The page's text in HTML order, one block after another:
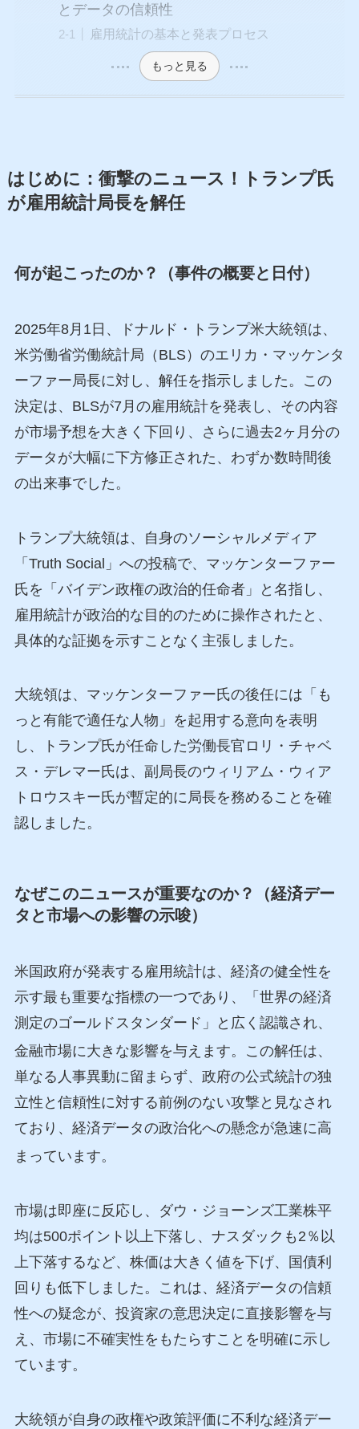
とデータの信頼性
雇用統計の基本と発表プロセス
もっと見る
はじめに：衝撃のニュース！トランプ氏
が雇用統計局長を解任
何が起こったのか？（事件の概要と日付）
2025年8月1日、ドナルド・トランプ米大統領は、
米労働省労働統計局（BLS）のエリカ・マッケンタ
ーファー局長に対し、解任を指示しました。この
決定は、BLSが7月の雇用統計を発表し、その内容
が市場予想を大きく下回り、さらに過去2ヶ月分の
データが大幅に下方修正された、わずか数時間後
の出来事でした。
トランプ大統領は、自身のソーシャルメディア
「Truth Social」への投稿で、マッケンターファー
氏を「バイデン政権の政治的任命者」と名指し、
雇用統計が政治的な目的のために操作されたと、
具体的な証拠を示すことなく主張しました。
大統領は、マッケンターファー氏の後任には「も
っと有能で適任な人物」を起用する意向を表明
し、トランプ氏が任命した労働長官ロリ・チャベ
ス・デレマー氏は、副局長のウィリアム・ウィア
トロウスキー氏が暫定的に局長を務めることを確
認しました。
なぜこのニュースが重要なのか？（経済デー
タと市場への影響の示唆）
米国政府が発表する雇用統計は、経済の健全性を
示す最も重要な指標の一つであり、「世界の経済
測定のゴールドスタンダード」と広く認識され、
金融市場に大きな影響を与えます。この解任は、
単なる人事異動に留まらず、政府の公式統計の独
立性と信頼性に対する前例のない攻撃と見なされ
ており、経済データの政治化への懸念が急速に高
まっています。
市場は即座に反応し、ダウ・ジョーンズ工業株平
均は500ポイント以上下落し、ナスダックも2％以
上下落するなど、株価は大きく値を下げ、国債利
回りも低下しました。これは、経済データの信頼
性への疑念が、投資家の意思決定に直接影響を与
え、市場に不確実性をもたらすことを明確に示し
ています。
大統領が自身の政権や政策評価に不利な経済デー